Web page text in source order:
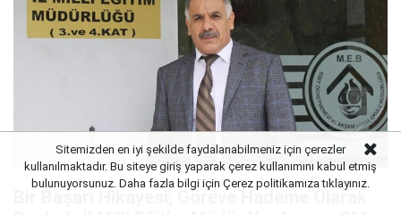
Bir Başarı Hikayesi; Göreve Hademe Olarak
Sitemizden en iyi şekilde faydalanabilmeniz için çerezler
kullanılmaktadır. Bu siteye giriş yaparak çerez kullanımını kabul etmiş
bulunuyorsunuz. Daha fazla bilgi için Çerez politikamızatıklayınız.